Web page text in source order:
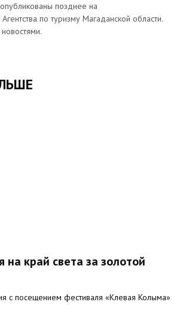
позднее на
Агентства по туризму Магаданской области.
на край света за золотой
с посещением фестиваля «Клевая Колыма»